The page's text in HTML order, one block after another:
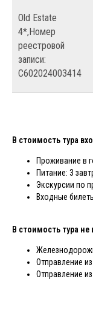
Old Estate
4*,Номер
реестровой
записи:
С602024003414
В стоимость тура
Проживание в
Питание: 3
Экскурсии по
Входные
В стоимость тура не
Отправление
Отправление